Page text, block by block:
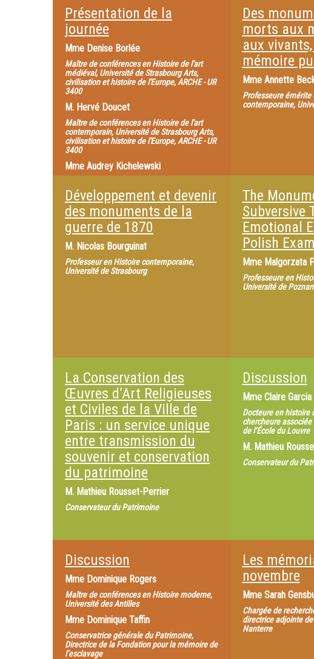
Présentation de la
journée
Mme Denise Borlée
Maître de conférences en Histoire de l'art
médiéval, Université de Strasbourg Arts,
civilisation et histoire de l'Europe, ARCHE - UR
3400
M. Hervé Doucet
Maître de conférences en Histoire de l'art
contemporain, Université de Strasbourg Arts,
civilisation et histoire de l'Europe, ARCHE - UR
3400
Mme Audrey Kichelewski
contemporaine, Université de Strasbourg
Arts, civilisation et histoire de l'Europe,
ARCHE - UR 3400
Des
morts aux
aux
mémoire
Mme Annette
Professeure émérite
contemporaine,
Développement et devenir
des monuments de la
guerre de 1870
M. Nicolas Bourguinat
Professeur en Histoire contemporaine,
Université de Strasbourg
The
Subversive
Emotional
Polish
Mme Malgorzata
Professeure en
Université de Poznan
La Conservation des
Œuvres d’Art Religieuses
et Civiles de la Ville de
Paris : un service unique
entre transmission du
souvenir et conservation
du patrimoine
M. Mathieu Rousset-Perrier
Conservateur du Patrimoine
Discussion
Mme Claire Garcia
Docteure en histoire
chercheure
de l’École du Louvre
M. Mathieu
Conservateur du
Discussion
Mme Dominique Rogers
Maître de conférences en Histoire moderne,
Université des Antilles
Mme Dominique Taffin
Conservatrice générale du Patrimoine,
Directrice de la Fondation pour la mémoire de
l’esclavage
Les
novembre
Mme Sarah
Chargée de
directrice adjointe de
Nanterre